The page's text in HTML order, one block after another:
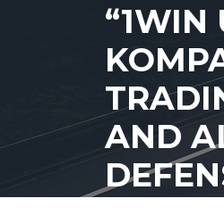
“1WIN
AND